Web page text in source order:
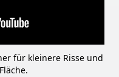
für kleinere Risse und